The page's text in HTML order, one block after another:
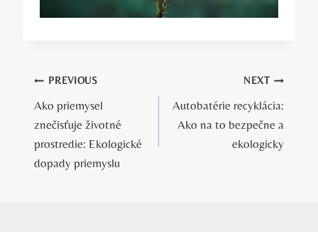
Navigácia
v
článku
PREVIOUS
Ako priemysel
znečisťuje životné
prostredie: Ekologické
dopady priemyslu
NEXT
Autobatérie recyklácia:
Ako na to bezpečne a
ekologicky